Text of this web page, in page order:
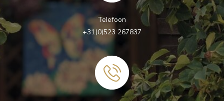
Telefoon
+31(0)523 267837